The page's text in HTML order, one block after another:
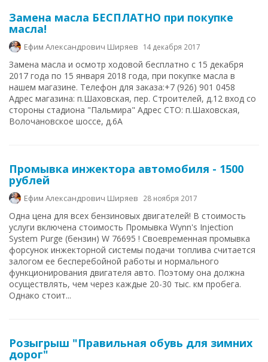
Замена масла БЕСПЛАТНО при покупке
масла!
Ефим Александрович Ширяев 14 декабря 2017
Замена масла и осмотр ходовой бесплатно с 15 декабря
2017 года по 15 января 2018 года, при покупке масла в
нашем магазине. Телефон для заказа:+7 (926) 901 0458
Адрес магазина: п.Шаховская, пер. Строителей, д.12 вход со
стороны стадиона "Пальмира" Адрес СТО: п.Шаховская,
Волочановское шоссе, д.6А
Промывка инжектора автомобиля - 1500
рублей
Ефим Александрович Ширяев 28 ноября 2017
Одна цена для всех бензиновых двигателей! В стоимость
услуги включена стоимость Промывка Wynn's Injection
System Purge (бензин) W 76695 ! Своевременная промывка
форсунок инжекторной системы подачи топлива считается
залогом ее бесперебойной работы и нормального
функционирования двигателя авто. Поэтому она должна
осуществлять, чем через каждые 20-30 тыс. км пробега.
Однако стоит...
Розыгрыш "Правильная обувь для зимних
дорог"